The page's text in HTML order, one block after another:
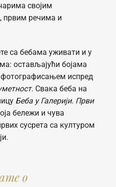
својим
првим речима и
са бебама уживати и у
остављајући бојама
фотографисањем испред
. Свака беба на
Беба у Галерији. Први
бележи и чува
сусрета са културом
о